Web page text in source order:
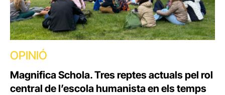
OPINIÓ
Magnifica Schola. Tres reptes actuals pel rol
central de l’escola humanista en els temps